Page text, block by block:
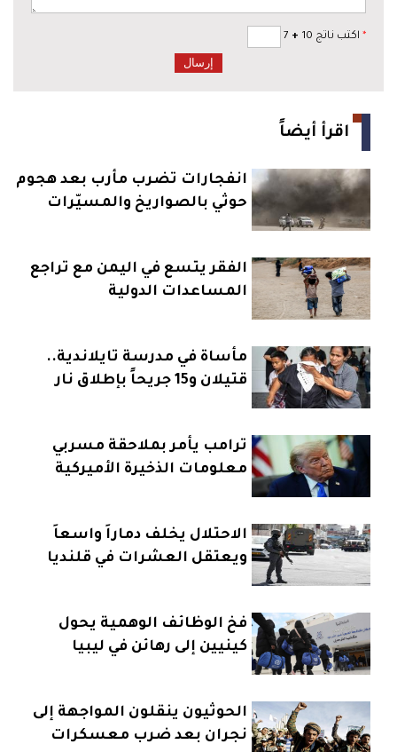
* اكتب ناتج 10 +
اقرأ أيضاً
انفجارات تضرب مأرب بعد هجوم
حوثي بالصواريخ والمسيّرات
الفقر يتسع في اليمن مع تراجع
المساعدات الدولية
مأساة في مدرسة تايلاندية..
قتيلان و15 جريحاً بإطلاق نار
ترامب يأمر بملاحقة مسربي
معلومات الذخيرة الأميركية
الاحتلال يخلف دماراً واسعاً
ويعتقل العشرات في قلنديا
فخ الوظائف الوهمية يحول
كينيين إلى رهائن في ليبيا
الحوثيون ينقلون المواجهة إلى
نجران بعد ضرب معسكرات